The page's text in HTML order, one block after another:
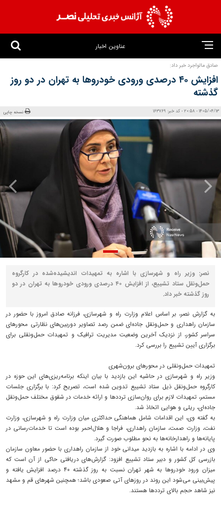
عناوین اخبار
صادق مالواجرد خبر داد:
افزایش ۴۰ درصدی ورودی خودروها به تهران در دو روز
گذشته
1405/04/13 - 20:58 - کد خبر: 163769 نسخه چاپی
نصر: وزیر راه و شهرسازی با اشاره به تمهیدات اندیشیده‌شده در کارگروه
حمل‌ونقل ستاد تشییع، از افزایش ۴۰ درصدی ورودی خودروها به تهران در دو
روز گذشته خبر داد.
به گزارش نصر، بر اساس اعلام وزارت راه و شهرسازی، فرزانه صادق امروز با حضور در
سازمان راهداری و حمل‌ونقل جاده‌ای ضمن رصد تصاویر دوربین‌های نظارتی محورهای
سراسر کشور، از نزدیک آخرین وضعیت مدیریت ترافیک و تمهیدات حمل‌ونقلی برای
برگزاری آیین تشییع را بررسی کرد.
تمهیدات حمل‌ونقلی در محورهای برون‌شهری
وزیر راه و شهرسازی در حاشیه این بازدید با بیان اینکه برنامه‌ریزی‌های این حوزه در
کارگروه حمل‌ونقل ذیل ستاد تشییع تدوین شده است، تصریح کرد: با برگزاری جلسات
مستمر، تمهیدات لازم برای روان‌سازی ترددها و ارائه خدمات در شقوق مختلف حمل‌ونقل
جاده‌ای، ریلی و هوایی اتخاذ شد.
به گفته وی، این اقدامات شامل هماهنگی حداکثری میان وزارت راه و شهرسازی، وزارت
نفت، وزارت صمت، سازمان راهداری، فراجا و هلال‌احمر بوده است تا خدمات‌رسانی در
پایانه‌ها و راهدارخانه‌ها به نحو مطلوب صورت گیرد.
وی در ادامه با اشاره به بازدید میدانی خود از سازمان راهداری با حضور معاون سازمان
بازرسی کل کشور و دبیر ستاد تشییع افزود: گزارش‌های دریافتی حاکی از آن است که
میزان ورود خودروها به شهر تهران نسبت به روز گذشته ۴۰ درصد افزایش یافته و
پیش‌بینی می‌شود این روند در روزهای آتی صعودی باشد؛ همچنین شهرهای قم و مشهد
نیز شاهد حجم بالای ترددها هستند.